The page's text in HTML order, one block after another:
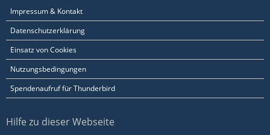
Impressum & Kontakt
Datenschutzerklärung
Einsatz von Cookies
Nutzungsbedingungen
Spendenaufruf für Thunderbird
Hilfe zu dieser Webseite